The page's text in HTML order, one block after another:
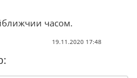
часом.
19.11.2020 17:48